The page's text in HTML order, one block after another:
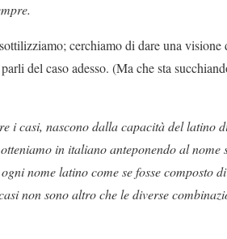
cerchiamo di dare una
del caso adesso. (Ma che sta
i casi, nascono dalla capacità del latino
in italiano anteponendo al
nome latino come se fosse
non sono altro che le diverse